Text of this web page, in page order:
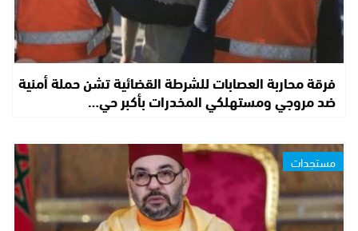
فرقة محاربة العصابات للشرطة القضائية تشن حملة أمنية
ضد مروجي ومستهلكي المخدرات بأكبر حي…
مستجدات